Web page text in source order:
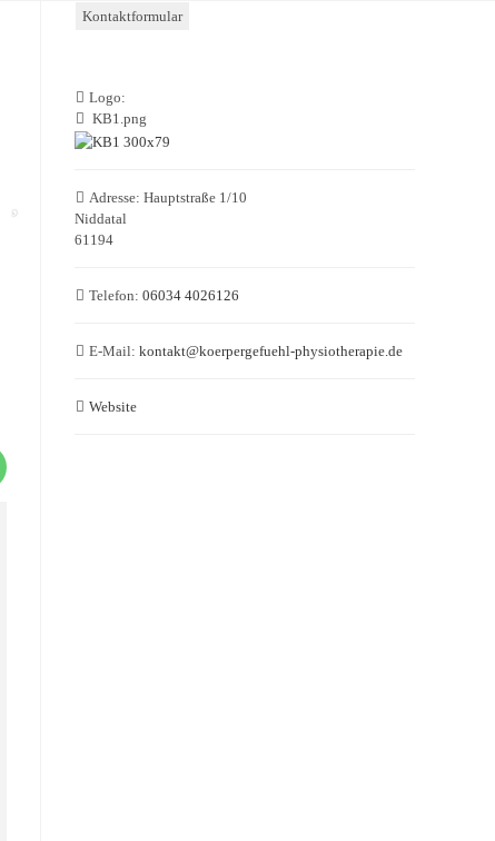
Kontaktformular
Logo:
KB1.png
Adresse: Hauptstraße 1/10
Niddatal
61194
Telefon: 06034 4026126
E-Mail: kontakt@koerpergefuehl-physiotherapie.de
Website